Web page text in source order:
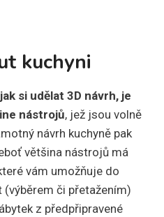
kuchyni
si udělat 3D návrh, je
nástrojů, jež jsou volně
návrh kuchyně pak
většina nástrojů má
vám umožňuje do
či přetažením)
z předpřipravené